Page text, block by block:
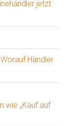
jetzt
Händler
wie „Kauf auf